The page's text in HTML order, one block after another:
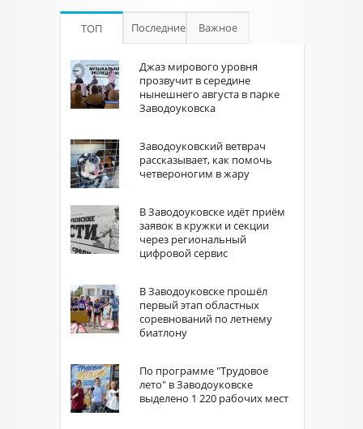
ТОП Последние Важное
Джаз мирового уровня
прозвучит в середине
нынешнего августа в парке
Заводоуковска
Заводоуковский ветврач
рассказывает, как помочь
четвероногим в жару
В Заводоуковске идёт приём
заявок в кружки и секции
через региональный
цифровой сервис
В Заводоуковске прошёл
первый этап областных
соревнований по летнему
биатлону
По программе "Трудовое
лето" в Заводоуковске
выделено 1 220 рабочих мест